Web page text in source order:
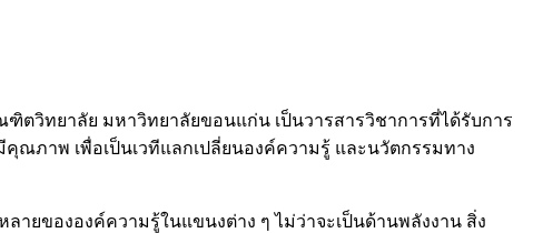
ตวิทยาลัย มหาวิทยาลัยขอนแก่น เป็นวารสารวิชาการที่ได้รับการ
คุณภาพ เพื่อเป็นเวทีแลกเปลี่ยนองค์ความรู้ และนวัตกรรมทาง
ายขององค์ความรู้ในแขนงต่าง ๆ ไม่ว่าจะเป็นด้านพลังงาน สิ่ง